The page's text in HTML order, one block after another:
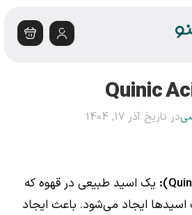
Quinic
در تاریخ آذر 17, 1404
یک اسید طبیعی در قهوه که
اسیدها ایجاد می‌شود. باعث ایجاد